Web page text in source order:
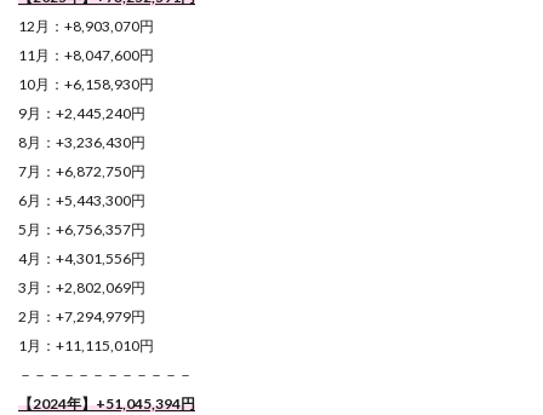
12月：+8,903,070円
11月：+8,047,600円
10月：+6,158,930円
9月：+2,445,240円
8月：+3,236,430円
7月：+6,872,750円
6月：+5,443,300円
5月：+6,756,357円
4月：+4,301,556円
3月：+2,802,069円
2月：+7,294,979円
1月：+11,115,010円
－－－－－－－－－－－－
【2024年】+51,045,394円